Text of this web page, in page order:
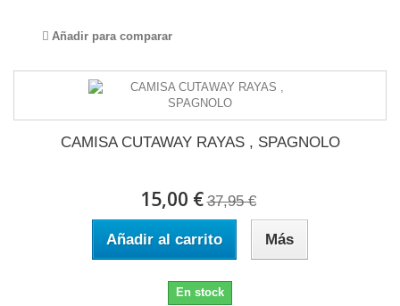
Añadir para comparar
CAMISA CUTAWAY RAYAS , SPAGNOLO
15,00 € 37,95 €
Añadir al carrito Más
En stock